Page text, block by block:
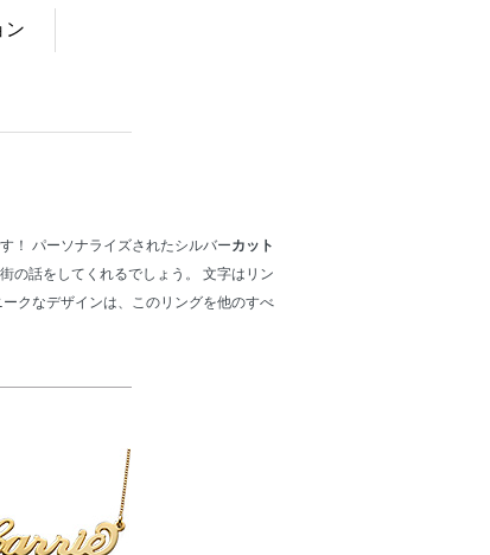
ン
！ パーソナライズされたシルバーカット
の話をしてくれるでしょう。 文字はリン
クなデザインは、このリングを他のすべ